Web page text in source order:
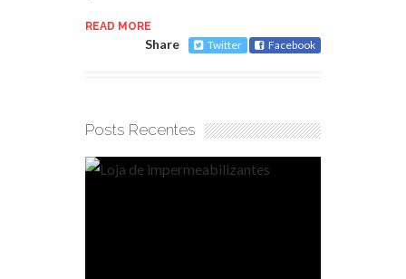
READ MORE
Share Twitter Facebook
Posts Recentes